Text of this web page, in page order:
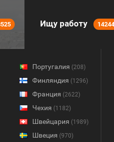
Ищу работу 14244
Португалия (208)
Финляндия (1296)
Франция (2622)
Чехия (1182)
Швейцария (1989)
Швеция (970)